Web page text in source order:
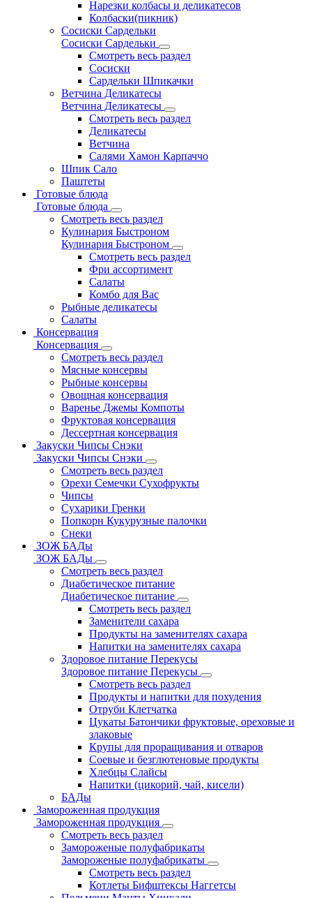
Нарезки колбасы и деликатесов
Колбаски(пикник)
Сосиски Сардельки
Сосиски Сардельки
Смотреть весь раздел
Сосиски
Сардельки Шпикачки
Ветчина Деликатесы
Ветчина Деликатесы
Смотреть весь раздел
Деликатесы
Ветчина
Салями Хамон Карпаччо
Шпик Сало
Паштеты
Готовые блюда
Готовые блюда
Смотреть весь раздел
Кулинария Быстроном
Кулинария Быстроном
Смотреть весь раздел
Фри ассортимент
Салаты
Комбо для Вас
Рыбные деликатесы
Салаты
Консервация
Консервация
Смотреть весь раздел
Мясные консервы
Рыбные консервы
Овощная консервация
Варенье Джемы Компоты
Фруктовая консервация
Дессертная консервация
Закуски Чипсы Снэки
Закуски Чипсы Снэки
Смотреть весь раздел
Орехи Семечки Сухофрукты
Чипсы
Сухарики Гренки
Попкорн Кукурузные палочки
Снеки
ЗОЖ БАДы
ЗОЖ БАДы
Смотреть весь раздел
Диабетическое питание
Диабетическое питание
Смотреть весь раздел
Заменители сахара
Продукты на заменителях сахара
Напитки на заменителях сахара
Здоровое питание Перекусы
Здоровое питание Перекусы
Смотреть весь раздел
Продукты и напитки для похудения
Отруби Клетчатка
Цукаты Батончики фруктовые, ореховые и
злаковые
Крупы для проращивания и отваров
Соевые и безглютеновые продукты
Хлебцы Слайсы
Напитки (цикорий, чай, кисели)
БАДы
Замороженная продукция
Замороженная продукция
Смотреть весь раздел
Замороженые полуфабрикаты
Замороженые полуфабрикаты
Смотреть весь раздел
Котлеты Бифштексы Наггетсы